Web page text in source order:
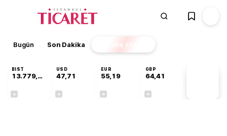
Bugün Son Dakika Finans EKSTRA
BIST
13.779,39
USD
47,71
EUR
55,19
GBP
64,41